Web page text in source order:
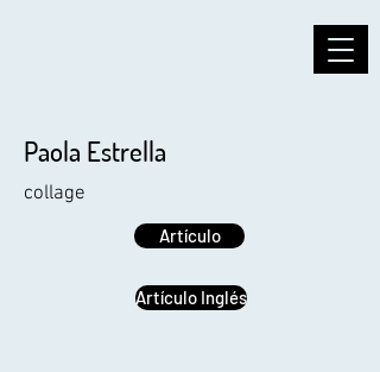
Paola Estrella
collage
Artículo
Artículo Inglés